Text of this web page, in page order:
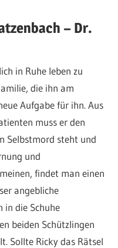
– Dr.
in Ruhe leben zu
die ihn am
Aufgabe für ihn. Aus
muss er den
Selbstmord steht und
und
findet man einen
angebliche
in die Schuhe
beiden Schützlingen
Sollte Ricky das Rätsel